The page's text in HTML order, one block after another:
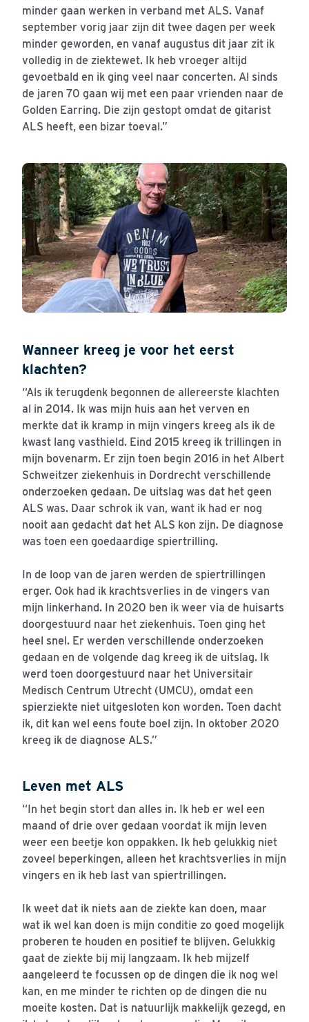
minder gaan werken in verband met ALS. Vanaf
september vorig jaar zijn dit twee dagen per week
minder geworden, en vanaf augustus dit jaar zit ik
volledig in de ziektewet. Ik heb vroeger altijd
gevoetbald en ik ging veel naar concerten. Al sinds
de jaren 70 gaan wij met een paar vrienden naar de
Golden Earring. Die zijn gestopt omdat de gitarist
ALS heeft, een bizar toeval.”
Wanneer kreeg je voor het eerst
klachten?
“Als ik terugdenk begonnen de allereerste klachten
al in 2014. Ik was mijn huis aan het verven en
merkte dat ik kramp in mijn vingers kreeg als ik de
kwast lang vasthield. Eind 2015 kreeg ik trillingen in
mijn bovenarm. Er zijn toen begin 2016 in het Albert
Schweitzer ziekenhuis in Dordrecht verschillende
onderzoeken gedaan. De uitslag was dat het geen
ALS was. Daar schrok ik van, want ik had er nog
nooit aan gedacht dat het ALS kon zijn. De diagnose
was toen een goedaardige spiertrilling.
In de loop van de jaren werden de spiertrillingen
erger. Ook had ik krachtsverlies in de vingers van
mijn linkerhand. In 2020 ben ik weer via de huisarts
doorgestuurd naar het ziekenhuis. Toen ging het
heel snel. Er werden verschillende onderzoeken
gedaan en de volgende dag kreeg ik de uitslag. Ik
werd toen doorgestuurd naar het Universitair
Medisch Centrum Utrecht (UMCU), omdat een
spierziekte niet uitgesloten kon worden. Toen dacht
ik, dit kan wel eens foute boel zijn. In oktober 2020
kreeg ik de diagnose ALS.”
Leven met ALS
“In het begin stort dan alles in. Ik heb er wel een
maand of drie over gedaan voordat ik mijn leven
weer een beetje kon oppakken. Ik heb gelukkig niet
zoveel beperkingen, alleen het krachtsverlies in mijn
vingers en ik heb last van spiertrillingen.
Ik weet dat ik niets aan de ziekte kan doen, maar
wat ik wel kan doen is mijn conditie zo goed mogelijk
proberen te houden en positief te blijven. Gelukkig
gaat de ziekte bij mij langzaam. Ik heb mijzelf
aangeleerd te focussen op de dingen die ik nog wel
kan, en me minder te richten op de dingen die nu
moeite kosten. Dat is natuurlijk makkelijk gezegd, en